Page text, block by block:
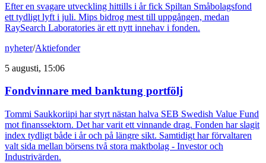
Efter en svagare utveckling hittills i år fick Spiltan Småbolagsfond
ett tydligt lyft i juli. Mips bidrog mest till uppgången, medan
RaySearch Laboratories är ett nytt innehav i fonden.
nyheter/Aktiefonder
5 augusti, 15:06
Fondvinnare med banktung portfölj
Tommi Saukkoriipi har styrt nästan halva SEB Swedish Value Fund
mot finanssektorn. Det har varit ett vinnande drag. Fonden har slagit
index tydligt både i år och på längre sikt. Samtidigt har förvaltaren
valt sida mellan börsens två stora maktbolag - Investor och
Industrivärden.